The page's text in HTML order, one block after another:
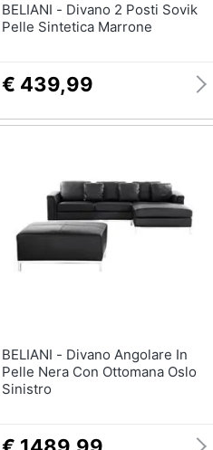
BELIANI - Divano 2 Posti Sovik
Pelle Sintetica Marrone
€ 439,99
BELIANI - Divano Angolare In
Pelle Nera Con Ottomana Oslo
Sinistro